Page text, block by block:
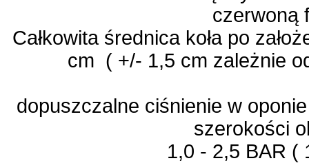
czerwoną
Całkowita średnica koła po
cm ( +/- 1,5 cm zależnie
dopuszczalne ciśnienie w
szerokości
1,0 - 2,5 BAR (